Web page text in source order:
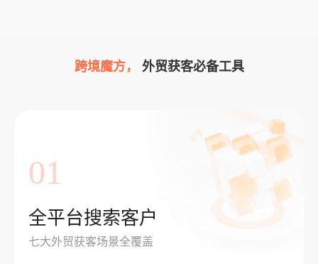
跨境魔方， 外贸获客必备工具
01
全平台搜索客户
七大外贸获客场景全覆盖